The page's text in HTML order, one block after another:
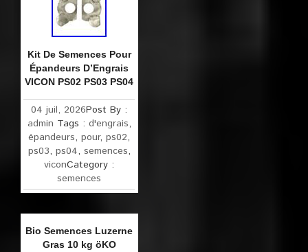
Kit De Semences Pour
Épandeurs D’Engrais
VICON PS02 PS03 PS04
04 juil, 2026Post By :
admin Tags : d'engrais,
épandeurs,pour,ps02,
ps03, ps04, semences,
viconCategory :
semences
Bio Semences Luzerne
Gras 10 kg öKO